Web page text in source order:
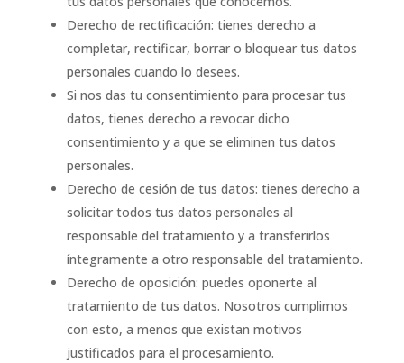
Derecho de rectificación: tienes derecho a
completar, rectificar, borrar o bloquear tus datos
personales cuando lo desees.
Si nos das tu consentimiento para procesar tus
datos, tienes derecho a revocar dicho
consentimiento y a que se eliminen tus datos
personales.
Derecho de cesión de tus datos: tienes derecho a
solicitar todos tus datos personales al
responsable del tratamiento y a transferirlos
íntegramente a otro responsable del tratamiento.
Derecho de oposición: puedes oponerte al
tratamiento de tus datos. Nosotros cumplimos
con esto, a menos que existan motivos
justificados para el procesamiento.